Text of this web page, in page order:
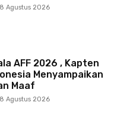
Agustus 2026
AFF 2026 , Kapten
Menyampaikan
Maaf
Agustus 2026